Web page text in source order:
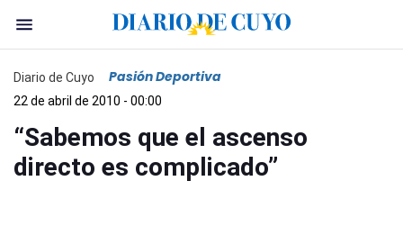
Diario de Cuyo Pasión Deportiva
22 de abril de 2010 - 00:00
“Sabemos que el ascenso
directo es complicado”